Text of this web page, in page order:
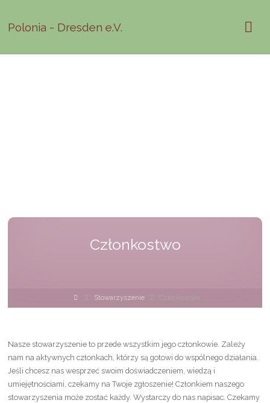
Polonia - Dresden e.V.
Członkostwo
Strona
główna
Stowarzyszenie Członkostwo
Nasze stowarzyszenie to przede wszystkim jego członkowie. Zależy
nam na aktywnych członkach, którzy są gotowi do wspólnego działania.
Jeśli chcesz nas wesprzeć swoim doświadczeniem, wiedzą i
umiejętnościami, czekamy na Twoje zgłoszenie! Członkiem naszego
stowarzyszenia może zostać każdy. Wystarczy do nas napisac. Czekamy